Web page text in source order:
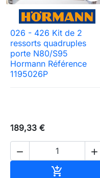
026 - 426 Kit de 2
ressorts quadruples
porte N80/S95
Hormann Référence
1195026P
189,33 €
 
